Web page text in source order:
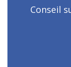
Conseil